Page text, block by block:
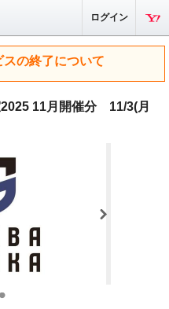
ログイン
スの終了について
11月開催分 11/3(月